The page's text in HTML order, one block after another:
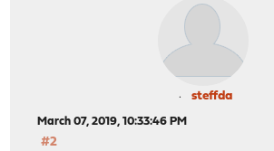
steffda
March 07, 2019, 10:33:46 PM
#2